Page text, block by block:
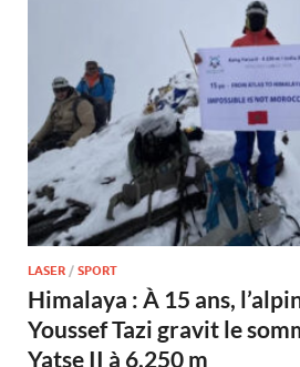
LASER / SPORT
Himalaya : À 15 ans,
Youssef Tazi gravit le
Yatse II à 6.250 m